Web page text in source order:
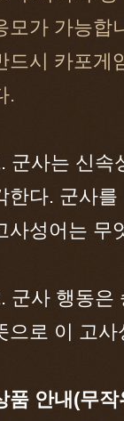
모가 가능합
드시 카포게
.
군사는 신속
한다. 군사
사성어는 무
군사 행동은
으로 이 고
품 안내(무작